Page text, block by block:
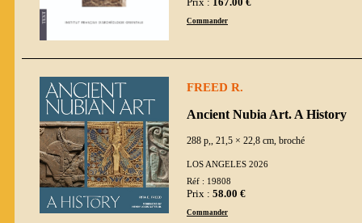
Commander
FREED R.
Ancient Nubia Art. A History
288 p,, 21,5 × 22,8 cm, broché
LOS ANGELES 2026
Réf : 19808
Prix : 58.00 €
Commander